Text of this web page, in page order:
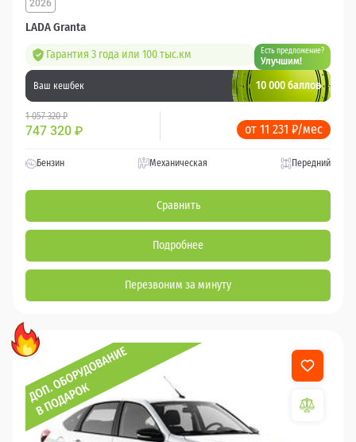
LADA Granta
2026
Гарантия 3 года или 100 тыс.км Есть предложение?
Улучшим!
Ваш кешбек 10 000 баллов
1 057 320 ₽
747 320 ₽ от 11 231 ₽/мес
Бензин Механическая Передний
Сравнить
Подробнее
Перезвоним за минуту